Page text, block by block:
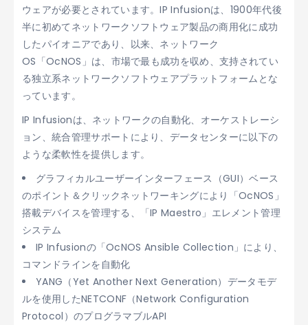
ウェアが必要とされています。IP Infusionは、1900年代後
半に初めてネットワークソフトウェア製品の商用化に成功
したパイオニアであり、以来、ネットワーク
OS「OcNOS」は、市場で最も成功を収め、支持されてい
る独立系ネットワークソフトウェアプラットフォームとな
っています。
IP Infusionは、ネットワークの自動化、オーケストレーシ
ョン、統合管理サポートにより、データセンターに以下の
ような柔軟性を提供します。
グラフィカルユーザーインターフェース（GUI）ベース
のポイント＆クリックネットワーキングにより「OcNOS」
搭載デバイスを管理する、「IP Maestro」エレメント管理
システム
IP Infusionの「OcNOS Ansible Collection」により、
コマンドラインを自動化
YANG（Yet Another Next Generation）データモデ
ルを使用したNETCONF（Network Configuration
Protocol）のプログラマブルAPI